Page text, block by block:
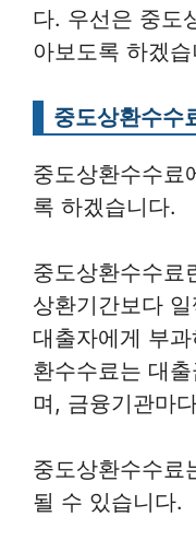
다. 우선은 중도
아보도록 하겠습
중도상환수수
중도상환수수료
록 하겠습니다.
중도상환수수료
상환기간보다
대출자에게 부
환수수료는 대
며, 금융기관마
중도상환수수료
될 수 있습니다.